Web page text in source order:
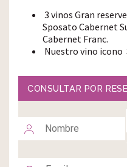
3 vinos Gran
Sposato Cabernet
Cabernet Franc.
Nuestro vino icono
CONSULTAR POR